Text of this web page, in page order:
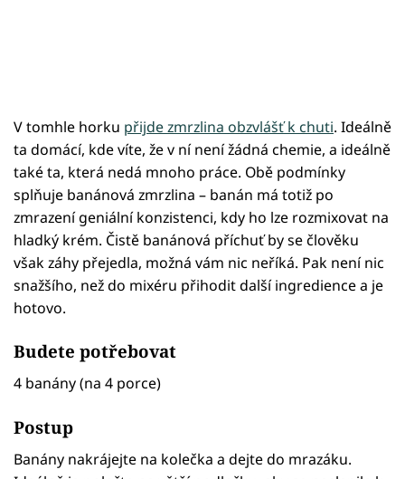
V tomhle horku přijde zmrzlina obzvlášť k chuti. Ideálně
ta domácí, kde víte, že v ní není žádná chemie, a ideálně
také ta, která nedá mnoho práce. Obě podmínky
splňuje banánová zmrzlina – banán má totiž po
zmrazení geniální konzistenci, kdy ho lze rozmixovat na
hladký krém. Čistě banánová příchuť by se člověku
však záhy přejedla, možná vám nic neříká. Pak není nic
snažšího, než do mixéru přihodit další ingredience a je
hotovo.
Budete potřebovat
4 banány (na 4 porce)
Postup
Banány nakrájejte na kolečka a dejte do mrazáku.